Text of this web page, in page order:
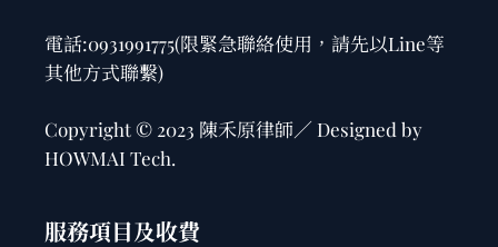
電話:0931991775(限緊急聯絡使用，請先以Line等
其他方式聯繫)
Copyright © 2023 陳禾原律師／ Designed by
HOWMAI Tech.
服務項目及收費